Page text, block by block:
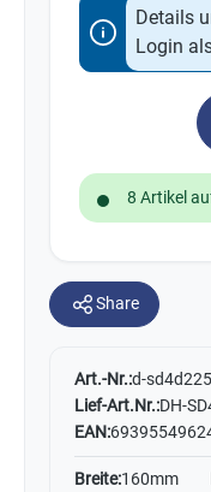
Details
Login
8 Artikel
Share
Art.-Nr.:d-
Lief-Art.Nr.:DH-
EAN:
Breite:160mm